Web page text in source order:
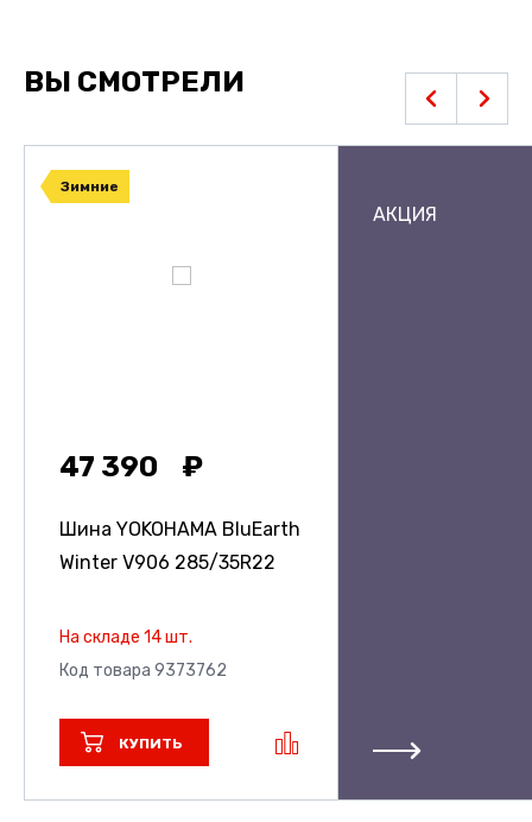
ВЫ СМОТРЕЛИ
Зимние
47 390
Шина YOKOHAMA BluEarth
Winter V906 285/35R22
На складе 14 шт.
Код товара 9373762
КУПИТЬ
АКЦИЯ